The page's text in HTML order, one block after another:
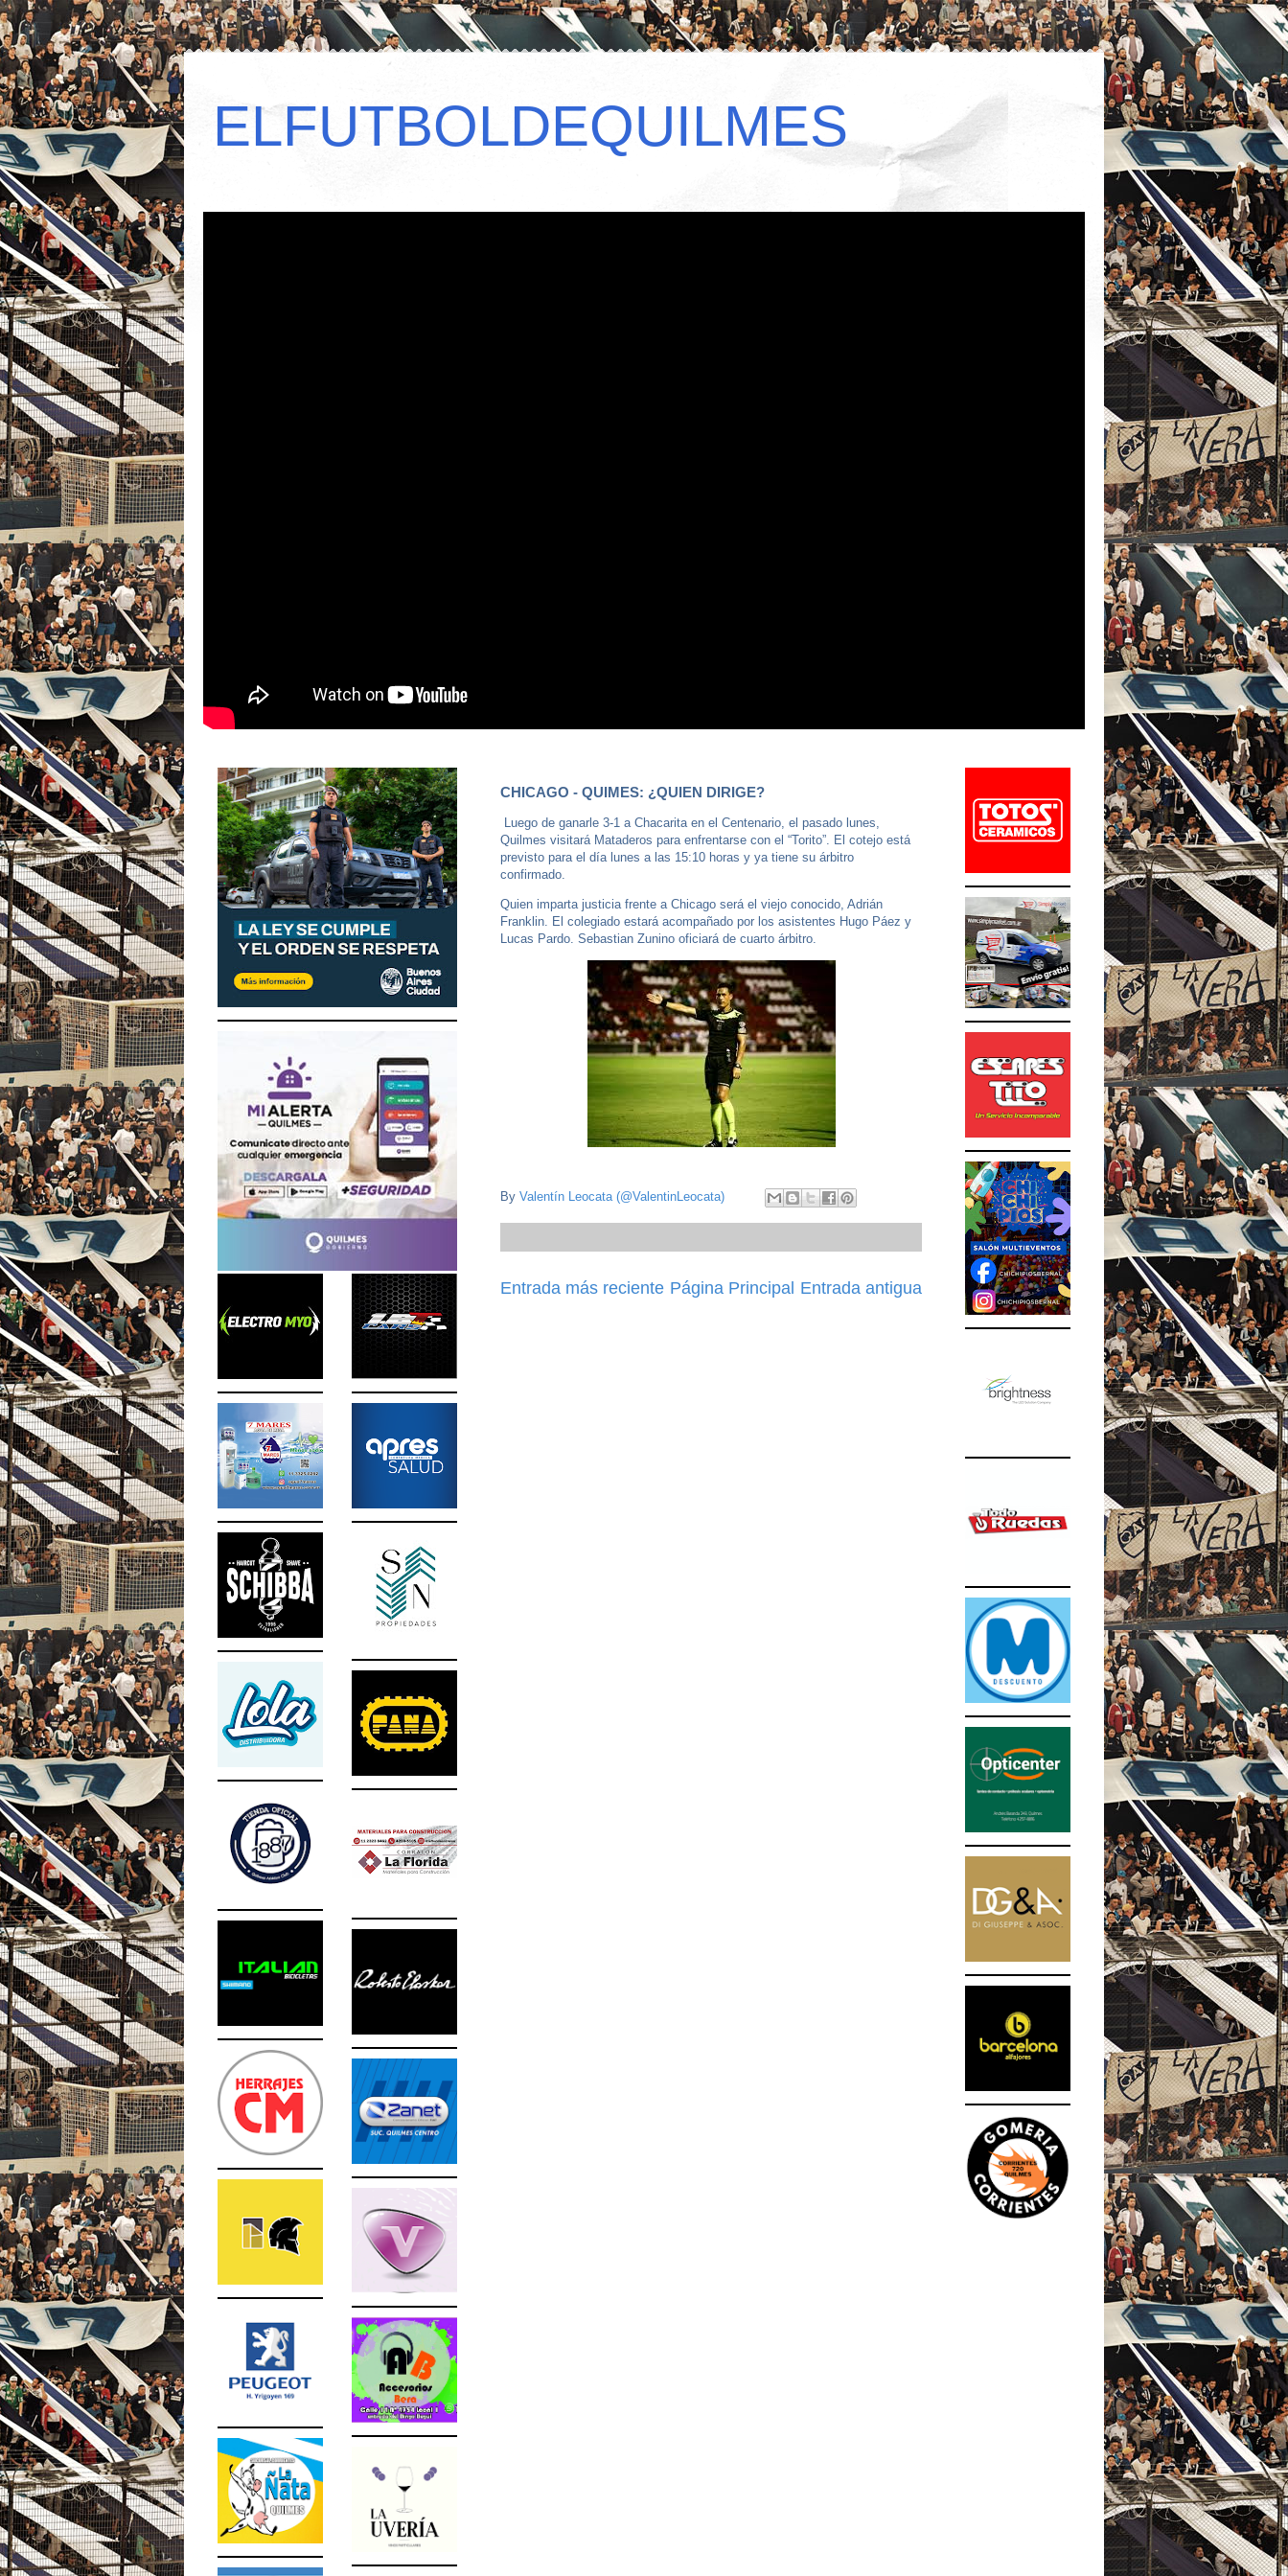
ELFUTBOLDEQUILMES
CHICAGO - QUIMES: ¿QUIEN DIRIGE?
Luego de ganarle 3-1 a Chacarita en el Centenario, el pasado lunes,
Quilmes visitará Mataderos para enfrentarse con el “Torito”. El cotejo está
previsto para el día lunes a las 15:10 horas y ya tiene su árbitro
confirmado.
Quien imparta justicia frente a Chicago será el viejo conocido, Adrián
Franklin. El colegiado estará acompañado por los asistentes Hugo Páez y
Lucas Pardo. Sebastian Zunino oficiará de cuarto árbitro.
By Valentín Leocata (@ValentinLeocata)
Entrada más reciente Entrada antigua
Página Principal